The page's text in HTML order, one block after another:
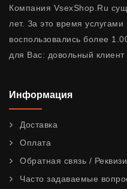
Компания VsexShop.Ru
лет. За это время
воспользовались более
для Вас: довольный
Информация
Доставка
Оплата
Обратная связь /
Часто задаваемые